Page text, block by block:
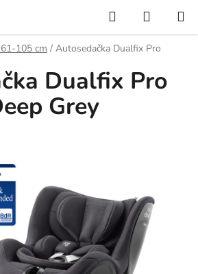
Hľadať
KOŠÍK
105 cm / Autosedačka Dualfix Pro
Dualfix Pro
Grey